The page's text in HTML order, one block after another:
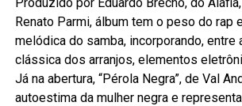
Renato Parmi, álbum tem o peso do rap
melódica do samba, incorporando, entre
clássica dos arranjos, elementos
Já na abertura, “Pérola Negra”, de Val
autoestima da mulher negra e